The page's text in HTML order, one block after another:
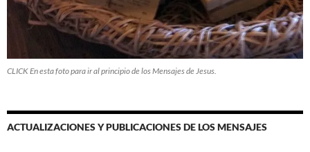
CLICK En esta foto para ir al principio de los Mensajes de Jesus.
ACTUALIZACIONES Y PUBLICACIONES DE LOS MENSAJES